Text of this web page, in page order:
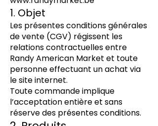
1. Objet
Les présentes conditions générales
de vente (CGV) régissent les
relations contractuelles entre
Randy American Market et toute
personne effectuant un achat via
le site internet.
Toute commande implique
l’acceptation entière et sans
réserve des présentes conditions.